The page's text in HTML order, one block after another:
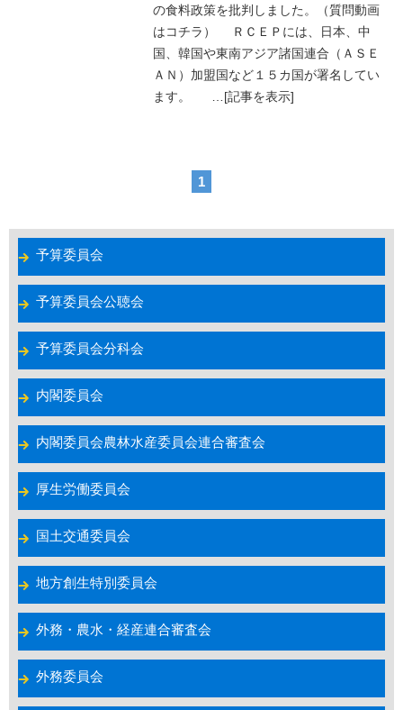
の食料政策を批判しました。（質問動画
はコチラ） ＲＣＥＰには、日本、中
国、韓国や東南アジア諸国連合（ＡＳＥ
ＡＮ）加盟国など１５カ国が署名してい
ます。
… [記事を表示]
1
予算委員会
予算委員会公聴会
予算委員会分科会
内閣委員会
内閣委員会農林水産委員会連合審査会
厚生労働委員会
国土交通委員会
地方創生特別委員会
外務・農水・経産連合審査会
外務委員会